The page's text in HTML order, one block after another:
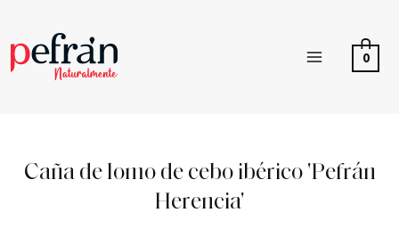
0
Caña de lomo de cebo ibérico 'Pefrán
Herencia'